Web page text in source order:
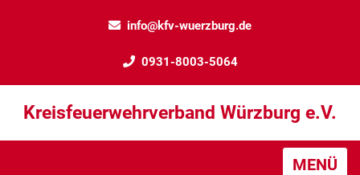
info@kfv-wuerzburg.de
0931-8003-5064
Kreisfeuerwehrverband Würzburg e.V.
MENÜ